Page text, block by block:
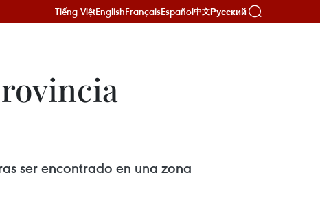
Tiếng ViệtEnglishFrançaisEspañol中文Русский
ser encontrado en una zona